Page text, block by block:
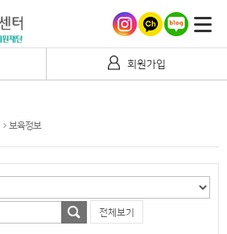
회원가입
보육정보
전체보기